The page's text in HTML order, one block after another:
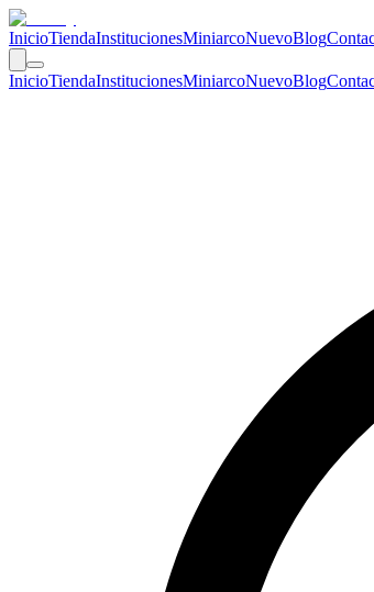
InicioTiendaInstitucionesMiniarcoNuevoBlog
InicioTiendaInstitucionesMiniarcoNuevoBlog